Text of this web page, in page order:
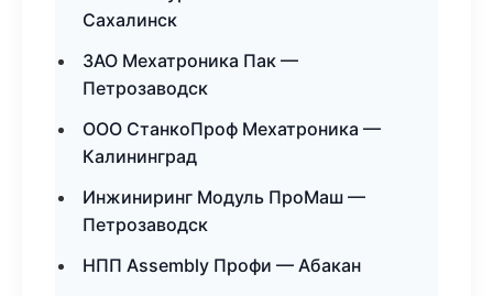
Сахалинск
ЗАО Мехатроника Пак —
Петрозаводск
ООО СтанкоПроф Мехатроника —
Калининград
Инжиниринг Модуль ПроМаш —
Петрозаводск
НПП Assembly Профи — Абакан